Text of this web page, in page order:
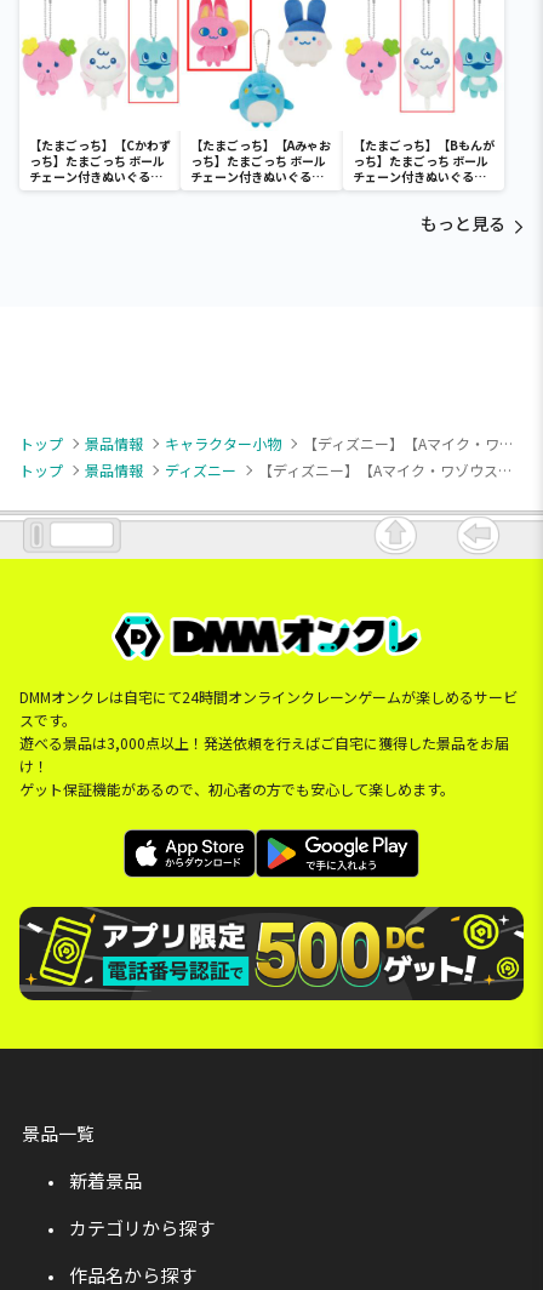
【たまごっち】【Cかわず
っち】たまごっち ボール
チェーン付きぬいぐるみ
～Tamagotchi
【たまごっち】【Aみゃお
っち】たまごっち ボール
チェーン付きぬいぐるみ
～Tamagotchi
【たまごっち】【Bもんが
っち】たまごっち ボール
チェーン付きぬいぐるみ
～Tamagotchi
もっと見る
トップ 景品情報 キャラクター小物
【ディズニー】【Aマイク・ワゾウスキ】ピクサーキャラクター 大集合マスコット
トップ
景品情報 ディズニー 【ディズニー】【Aマイク・ワゾウスキ】ピクサーキャラクター 大集合マスコット
DMMオンクレは自宅にて24時間オンラインクレーンゲームが楽しめるサービ
スです。
遊べる景品は3,000点以上！発送依頼を行えばご自宅に獲得した景品をお届
け！
ゲット保証機能があるので、初心者の方でも安心して楽しめます。
景品一覧
新着景品
カテゴリから探す
作品名から探す